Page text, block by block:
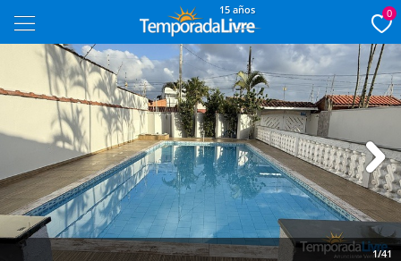
15 años 0
1/41
Next